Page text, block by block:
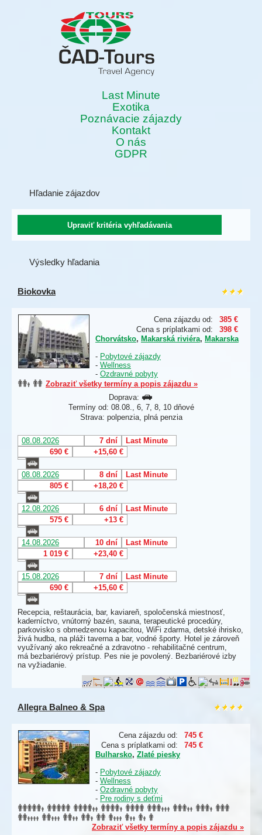
Last Minute
Exotika
Poznávacie zájazdy
Kontakt
O nás
GDPR
Hľadanie zájazdov
Výsledky hľadania
Biokovka
Cena zájazdu od:
385 €
Cena s príplatkami od:
398 €
Chorvátsko, Makarská riviéra, Makarska
- Pobytové zájazdy
- Wellness
- Ozdravné pobyty
Zobraziť všetky termíny a popis zájazdu »
Doprava:
Termíny od: 08.08., 6, 7, 8, 10 dňové
Strava: polpenzia, plná penzia
08.08.2026 7 dní
Last Minute
690 €
+15,60 €
08.08.2026 8 dní
Last Minute
805 €
+18,20 €
12.08.2026 6 dní
Last Minute
575 €
+13 €
14.08.2026 10 dní
Last Minute
1 019 €
+23,40 €
15.08.2026 7 dní
Last Minute
690 €
+15,60 €
Recepcia, reštaurácia, bar, kaviareň, spoločenská miestnosť,
kaderníctvo, vnútorný bazén, sauna, terapeutické procedúry,
parkovisko s obmedzenou kapacitou, WiFi zdarma, detské ihrisko,
živá hudba, na pláži taverna a bar, vodné športy. Hotel je zároveň
využívaný ako rekreačné a zdravotno - rehabilitačné centrum,
má bezbariérový prístup. Pes nie je povolený. Bezbariérové izby
na vyžiadanie.
Allegra Balneo & Spa
Cena zájazdu od:
745 €
Cena s príplatkami od:
745 €
Bulharsko, Zlaté piesky
- Pobytové zájazdy
- Wellness
- Ozdravné pobyty
- Pre rodiny s deťmi
Zobraziť všetky termíny a popis zájazdu »